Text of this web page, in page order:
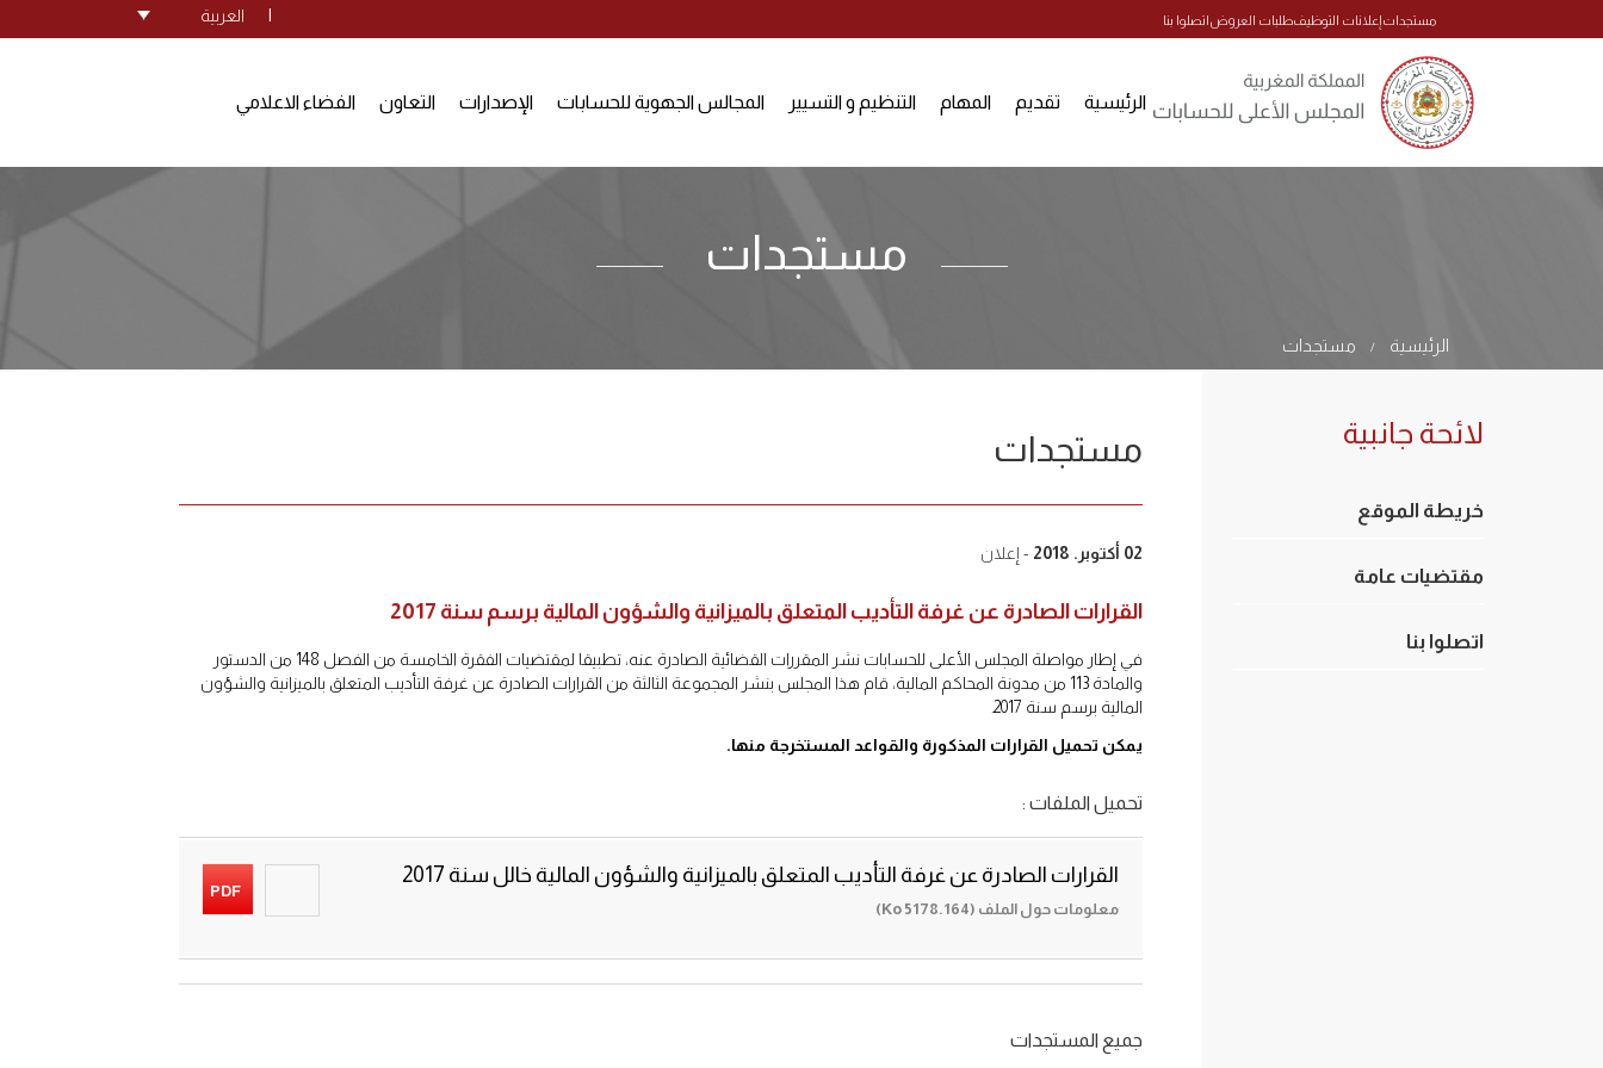
مستجداتإعلانات التوظيفطلبات العروضاتصلوا بنا العربية
الرئيسية تقديم المهام التنظيم و التسيير المجالس الجهوية للحسابات الإصدارات التعاون الفضاء الاعلامي
مستجدات
الرئيسية / مستجدات
لائحة جانبية
خريطة الموقع
مقتضيات عامة
اتصلوا بنا
مستجدات
02 أكتوبر. 2018 - إعلان
القرارات الصادرة عن غرفة التأديب المتعلق بالميزانية والشؤون المالية برسم سنة 2017
في إطار مواصلة المجلس الأعلى للحسابات نشر المقررات القضائية الصادرة عنه، تطبيقا لمقتضيات الفقرة الخامسة من الفصل 148 من الدستور
والمادة 113 من مدونة المحاكم المالية، قام هذا المجلس بنشر المجموعة الثالثة من القرارات الصادرة عن غرفة التأديب المتعلق بالميزانية والشؤون
المالية برسم سنة 2017.
يمكن تحميل القرارات المذكورة والقواعد المستخرجة منها.
تحميل الملفات :
القرارات الصادرة عن غرفة التأديب المتعلق بالميزانية والشؤون المالية خالل سنة 2017
معلومات حول الملف (5178.164 Ko)
PDF
جميع المستجدات